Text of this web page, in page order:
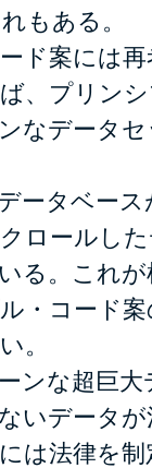
もある。
ド案には再
、プリン
なデータ
ータベー
ロールし
る。これ
・コード
。
ンな超巨大
いデータ
は法律を